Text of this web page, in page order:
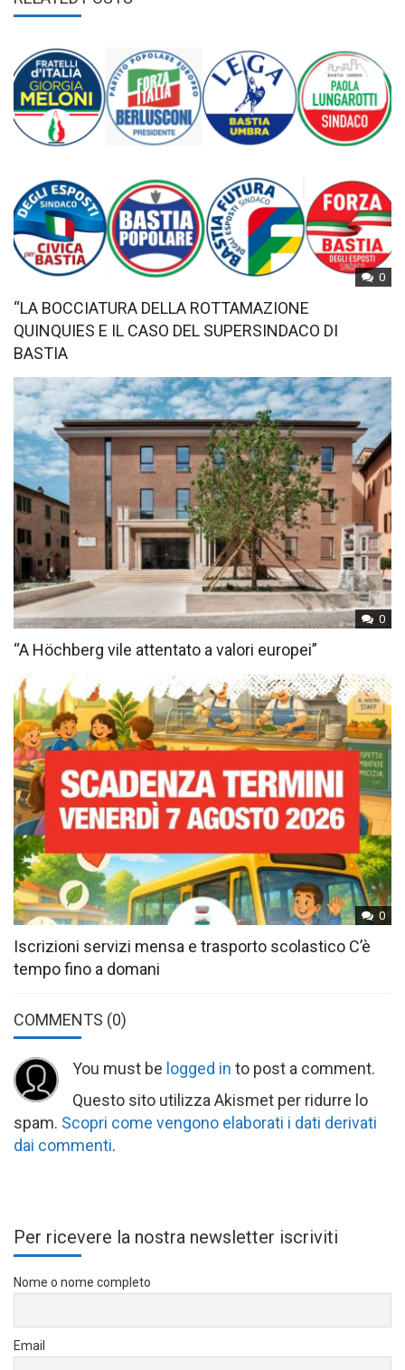
0
“LA BOCCIATURA DELLA ROTTAMAZIONE
QUINQUIES E IL CASO DEL SUPERSINDACO DI
BASTIA
0
“A Höchberg vile attentato a valori europei”
0
Iscrizioni servizi mensa e trasporto scolastico C’è
tempo fino a domani
COMMENTS (0)
You must be logged in to post a comment.
Questo sito utilizza Akismet per ridurre lo
spam. Scopri come vengono elaborati i dati derivati
dai commenti.
Per ricevere la nostra newsletter iscriviti
Nome o nome completo
Email